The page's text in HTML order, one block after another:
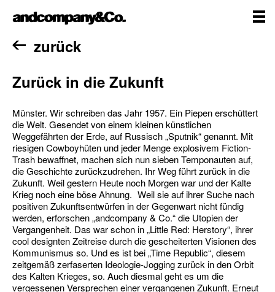
Inhalt
andcompany&Co
Homezurück
Zurück in die Zukunft
Münster. Wir schreiben das Jahr 1957. Ein Piepen erschüttert
die Welt. Gesendet von einem kleinen künstlichen
Weggefährten der Erde, auf Russisch „Sputnik“ genannt. Mit
riesigen Cowboyhüten und jeder Menge explosivem Fiction-
Trash bewaffnet, machen sich nun sieben Temponauten auf,
die Geschichte zurückzudrehen. Ihr Weg führt zurück in die
Zukunft. Weil gestern Heute noch Morgen war und der Kalte
Krieg noch eine böse Ahnung. Weil sie auf ihrer Suche nach
positiven Zukunftsentwürfen in der Gegenwart nicht fündig
werden, erforschen „andcompany & Co.“ die Utopien der
Vergangenheit. Das war schon in „Little Red: Herstory“, ihrer
cool designten Zeitreise durch die gescheiterten Visionen des
Kommunismus so. Und es ist bei „Time Republic“, diesem
zeitgemäß zerfaserten Ideologie-Jogging zurück in den Orbit
des Kalten Krieges, so. Auch diesmal geht es um die
vergessenen Versprechen einer vergangenen Zukunft. Erneut